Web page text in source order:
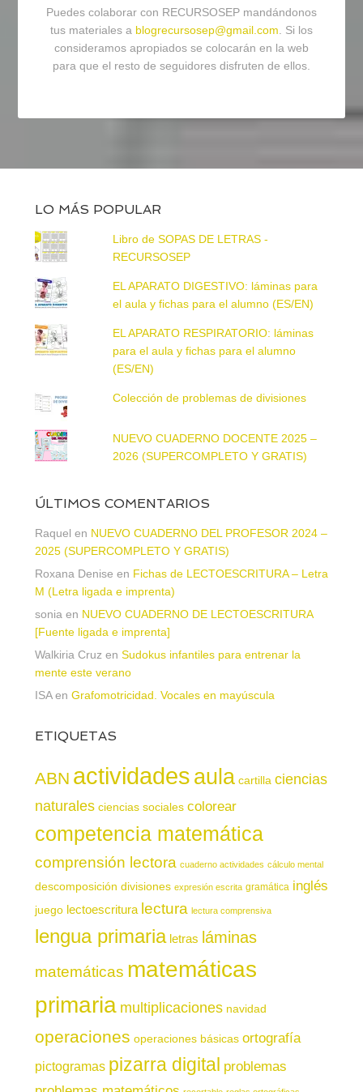
Puedes colaborar con RECURSOSEP mandándonos
tus materiales a blogrecursosep@gmail.com . Si los
consideramos apropiados se colocarán en la web
para que el resto de seguidores disfruten de ellos.
LO MÁS POPULAR
Libro de SOPAS DE LETRAS -
RECURSOSEP
EL APARATO DIGESTIVO: láminas para
el aula y fichas para el alumno (ES/EN)
EL APARATO RESPIRATORIO: láminas
para el aula y fichas para el alumno
(ES/EN)
Colección de problemas de divisiones
NUEVO CUADERNO DOCENTE 2025 –
2026 (SUPERCOMPLETO Y GRATIS)
ÚLTIMOS COMENTARIOS
Raquel en NUEVO CUADERNO DEL PROFESOR 2024 –
2025 (SUPERCOMPLETO Y GRATIS)
Roxana Denise en Fichas de LECTOESCRITURA – Letra
M (Letra ligada e imprenta)
sonia en NUEVO CUADERNO DE LECTOESCRITURA
[Fuente ligada e imprenta]
Walkiria Cruz en Sudokus infantiles para entrenar la
mente este verano
ISAen Grafomotricidad. Vocales en mayúscula
ETIQUETAS
ABN actividadesaula cartilla ciencias
naturales ciencias sociales colorear
competencia matemática
comprensión lectora cuaderno actividades cálculo mental
descomposición divisiones expresión escrita gramática inglés
juego lectoescritura lectura lectura comprensiva
lengua primaria letras láminas
matemáticas matemáticas
primaria multiplicaciones navidad
operaciones operaciones básicas ortografía
pictogramas pizarra digital problemas